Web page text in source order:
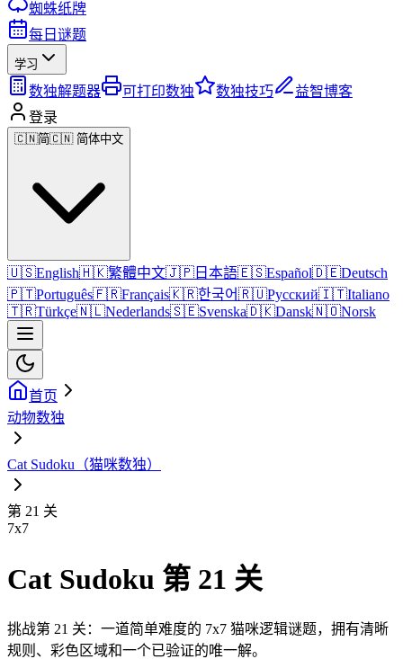
蜘蛛纸牌
每日谜题
学习
数独解题器 可打印数独 数独技巧
益智博客
登录
🇨🇳简🇨🇳 简体中文
🇺🇸English🇭🇰繁體中文🇯🇵 日本語🇪🇸Español🇩🇪Deutsch
🇵🇹Português🇫🇷Français🇰🇷한국어🇷🇺Русский🇮🇹Italiano
🇹🇷Türkçe🇳🇱Nederlands🇸🇪Svenska🇩🇰Dansk🇳🇴Norsk
首页
动物数独
Cat Sudoku（猫咪数独）
第 21 关
7x7
Cat Sudoku 第 21 关
挑战第 21 关：一道简单难度的 7x7 猫咪逻辑谜题，拥有清晰
规则、彩色区域和一个已验证的唯一解。